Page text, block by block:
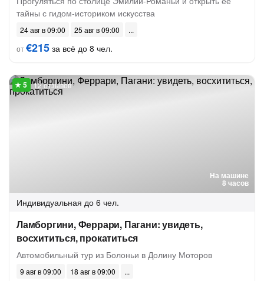
тайны с гидом-историком искусства
24 авг в 09:00
25 авг в 09:00
от€215 за всё до 8 чел.
На машине
8 часов
12 отзывов
Индивидуальная до 6 чел.
Ламборгини, Феррари, Пагани: увидеть,
восхититься, прокатиться
Автомобильный тур из Болоньи в Долину Моторов
9 авг в 09:00
18 авг в 09:00